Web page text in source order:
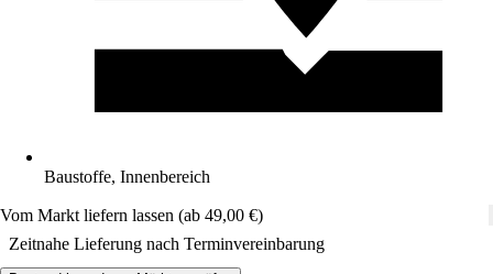
Baustoffe, Innenbereich
Vom Markt liefern lassen (ab 49,00 €)
Zeitnahe Lieferung nach Terminvereinbarung